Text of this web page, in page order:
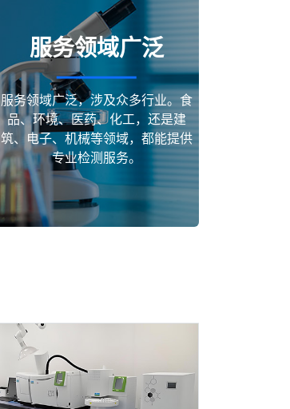
服务领域广泛
服务领域广泛，涉及众多行业。食
品、环境、医药、化工，还是建
筑、电子、机械等领域，都能提供
专业检测服务。